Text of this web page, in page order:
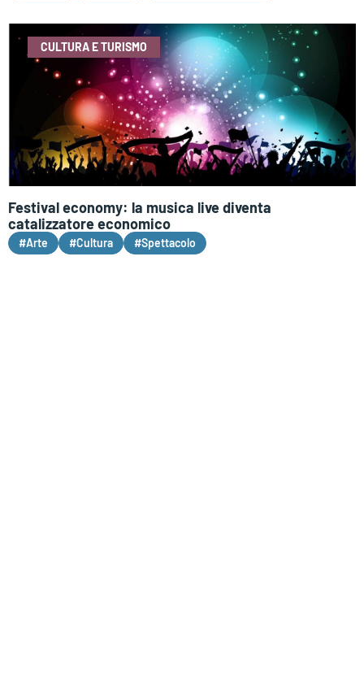
CULTURA E TURISMO
Festival economy: la musica live diventa
catalizzatore economico
#Arte #Cultura #Spettacolo